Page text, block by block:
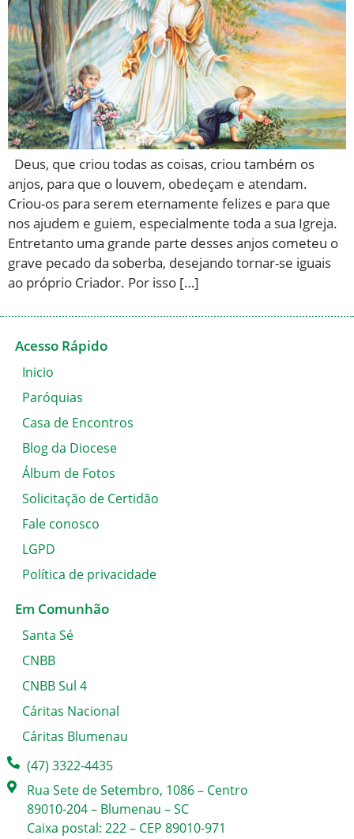
Deus, que criou todas as coisas, criou também os
anjos, para que o louvem, obedeçam e atendam.
Criou-os para serem eternamente felizes e para que
nos ajudem e guiem, especialmente toda a sua Igreja.
Entretanto uma grande parte desses anjos cometeu o
grave pecado da soberba, desejando tornar-se iguais
ao próprio Criador. Por isso […]
Acesso Rápido
Inicio
Paróquias
Casa de Encontros
Blog da Diocese
Álbum de Fotos
Solicitação de Certidão
Fale conosco
LGPD
Política de privacidade
Em Comunhão
Santa Sé
CNBB
CNBB Sul 4
Cáritas Nacional
Cáritas Blumenau
(47) 3322-4435
Rua Sete de Setembro, 1086 – Centro
89010-204 – Blumenau – SC
Caixa postal: 222 – CEP 89010-971